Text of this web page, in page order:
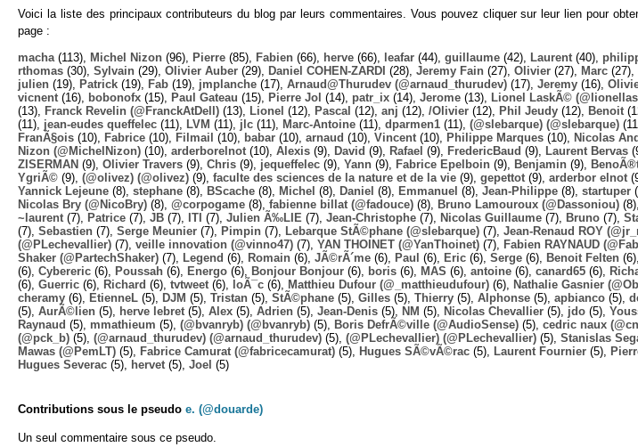
Voici la liste des principaux contributeurs du blog par leurs commentaires. Vous pouvez cliquer sur leur lien pour
page :
macha (113), Michel Nizon (96), Pierre (85), Fabien (66), herve (66), leafar (44), guillaume (42), Laurent (40),
rthomas (30), Sylvain (29), Olivier Auber (29), Daniel COHEN-ZARDI (28), Jeremy Fain (27), Olivier (27), Marc (27),
julien (19), Patrick (19), Fab (19), jmplanche (17), Arnaud@Thurudev (@arnaud_thurudev) (17), Jeremy (16),
vicnent (16), bobonofx (15), Paul Gateau (15), Pierre Jol (14), patr_ix (14), Jerome (13), Lionel LaskÃ©
(13),
Franck Revelin (@FranckAtDell) (13), Lionel (12), Pascal (12), anj (12), /Olivier (12), Phil Jeudy (12), Benoit
(11), jean-eudes queffelec (11), LVM (11), jlc (11), Marc-Antoine (11), dparmen1 (11), (@slebarque) (@slebarque)
FranÃ§ois (10), Fabrice (10), Filmail (10), babar (10), arnaud (10), Vincent (10), Philippe Marques (10), Nicolas
Nizon (@MichelNizon) (10), arderborelnot (10), Alexis (9), David (9), Rafael (9), FredericBaud (9), Laurent Bervas
ZISERMAN (9), Olivier Travers (9), Chris (9), jequeffelec (9), Yann (9), Fabrice Epelboin (9), Benjamin (9),
YgriÃ© (9), (@olivez) (@olivez) (9), faculte des sciences de la nature et de la vie (9), gepettot (9), arderbor elnot
Yannick Lejeune (8), stephane (8), BScache (8), Michel (8), Daniel (8), Emmanuel (8), Jean-Philippe (8), startuper
Nicolas Bry (@NicoBry) (8), @corpogame (8), fabienne billat (@fadouce) (8), Bruno Lamouroux (@Dassoniou) (8),
~laurent (7), Patrice (7), JB (7), ITI (7), Julien Ã‰LIE (7), Jean-Christophe (7), Nicolas Guillaume (7), Bruno (7),
(7), Sebastien (7), Serge Meunier (7), Pimpin (7), Lebarque StÃ©phane (@slebarque) (7), Jean-Renaud ROY
(@PLechevallier) (7), veille innovation (@vinno47) (7), YAN THOINET (@YanThoinet) (7), Fabien RAYNAUD
Shaker (@PartechShaker) (7), Legend (6), Romain (6), JÃ©rÃ´me (6), Paul (6), Eric (6), Serge (6), Benoit Felten (6),
(6), Cybereric (6), Poussah (6), Energo (6), Bonjour Bonjour (6), boris (6), MAS (6), antoine (6), canard65 (6),
(6), Guerric (6), Richard (6), tvtweet (6), loÃ¯c (6), Matthieu Dufour (@_matthieudufour) (6), Nathalie Gasnier
cheramy (6), EtienneL (5), DJM (5), Tristan (5), StÃ©phane (5), Gilles (5), Thierry (5), Alphonse (5), apbianco (5),
(5), AurÃ©lien (5), herve lebret (5), Alex (5), Adrien (5), Jean-Denis (5), NM (5), Nicolas Chevallier (5), jdo (5),
Raynaud (5), mmathieum (5), (@bvanryb) (@bvanryb) (5), Boris DefrÃ©ville (@AudioSense) (5), cedric naux
(@pck_b) (5), (@arnaud_thurudev) (@arnaud_thurudev) (5), (@PLechevallier) (@PLechevallier) (5), Stanislas
Mawas (@PemLT) (5), Fabrice Camurat (@fabricecamurat) (5), Hugues SÃ©vÃ©rac (5), Laurent Fournier (5),
Hugues Severac (5), hervet (5), Joel (5)
Contributions sous le pseudo e. (@douarde)
Un seul commentaire sous ce pseudo.